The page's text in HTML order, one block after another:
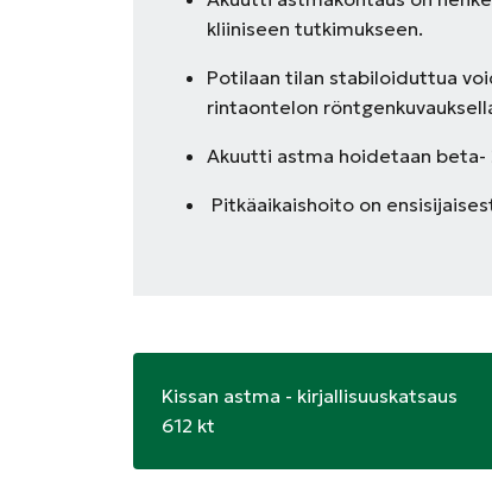
kliiniseen tutkimukseen.
Potilaan tilan stabiloiduttua
rintaontelon
Akuutti astma hoidetaan beta-
Pitkäaikaishoito on
Kissan astma - kirjallisuuskatsaus
612 kt